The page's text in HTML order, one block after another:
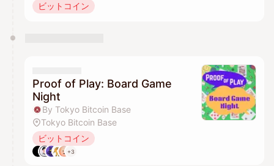
ビットコイン
Proof of Play: Board Game
Night
By Tokyo Bitcoin Base
Tokyo Bitcoin Base
ビットコイン
+3